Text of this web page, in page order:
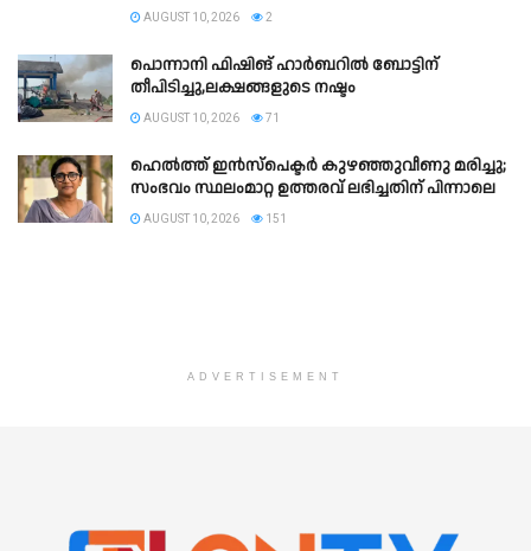
AUGUST 10, 2026 2
പൊന്നാനി ഫിഷിങ് ഹാര്‍ബറില്‍ ബോട്ടിന്
തീപിടിച്ചു,ലക്ഷങ്ങളുടെ നഷ്ടം
AUGUST 10, 2026 71
ഹെൽത്ത് ഇൻസ്പെക്ടർ കുഴഞ്ഞുവീണു മരിച്ചു;
സംഭവം സ്ഥലംമാറ്റ ഉത്തരവ് ലഭിച്ചതിന് പിന്നാലെ
AUGUST 10, 2026 151
ADVERTISEMENT